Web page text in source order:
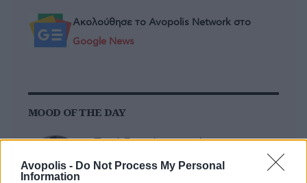
Avopolis - Do Not Process My Personal
Information
Ακολούθησε το Avopolis Network στο
Google News
MOOD OF THE DAY
Ποτέ δεν είναι αργά,
κυριολεκτικά. Ο Άντονι Χόπκινς
στα 88 αρνείται να το βάλει κάτω